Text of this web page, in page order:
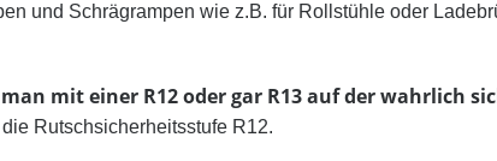
und Schrägrampen wie z.B. für Rollstühle oder
mit einer R12 oder gar R13 auf der wahrlich
Rutschsicherheitsstufe R12.